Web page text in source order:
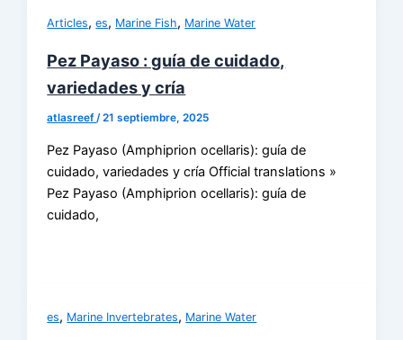
Articles,es, Marine Fish, Marine Water
Pez Payaso : guía de cuidado,
variedades y cría
atlasreef/21 septiembre, 2025
Pez Payaso (Amphiprion ocellaris): guía de
cuidado, variedades y cría Official translations »
Pez Payaso (Amphiprion ocellaris): guía de
cuidado,
es, Marine Invertebrates, Marine Water